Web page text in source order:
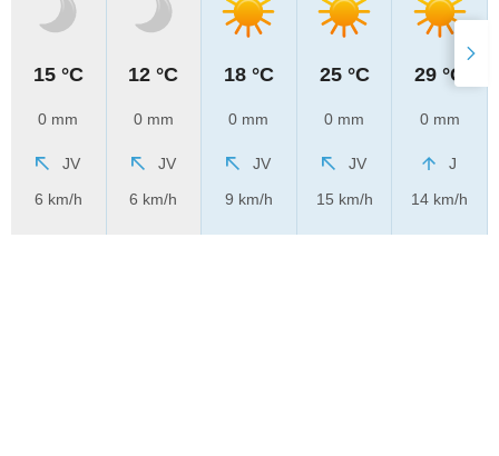
15 °C
0 mm
JV
6 km/h
12 °C
0 mm
JV
6 km/h
18 °C
0 mm
JV
9 km/h
25 °C
0 mm
JV
15 km/h
29 °C
0 mm
J
14 km/h